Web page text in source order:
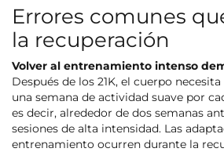
Errores comunes
la recuperación
Volver al entrenamiento intenso
Después de los 21K, el cuerpo
una semana de actividad suave por
es decir, alrededor de dos semanas
sesiones de alta intensidad. Las
entrenamiento ocurren durante la